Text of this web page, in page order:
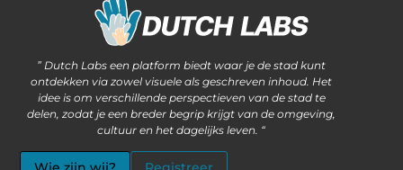
” Dutch Labs een platform biedt waar je de stad kunt
ontdekken via zowel visuele als geschreven inhoud. Het
idee is om verschillende perspectieven van de stad te
delen, zodat je een breder begrip krijgt van de omgeving,
cultuur en het dagelijks leven. “